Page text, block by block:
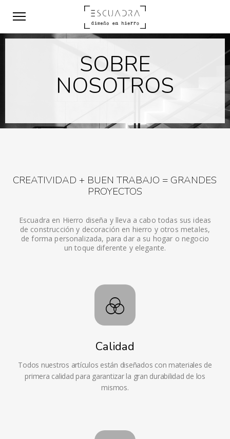
SOBRE
NOSOTROS
CREATIVIDAD + BUEN TRABAJO = GRANDES
PROYECTOS
Escuadra en Hierro diseña y lleva a cabo todas sus ideas
de construcción y decoración en hierro y otros metales,
de forma personalizada, para dar a su hogar o negocio
un toque diferente y elegante.
Calidad
Todos nuestros artículos están diseñados con materiales de
primera calidad para garantizar la gran durabilidad de los
mismos.